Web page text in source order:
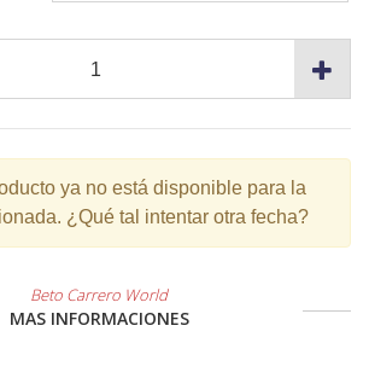
ya no está disponible para la
¿Qué tal intentar otra fecha?
Beto Carrero World
MAS INFORMACIONES